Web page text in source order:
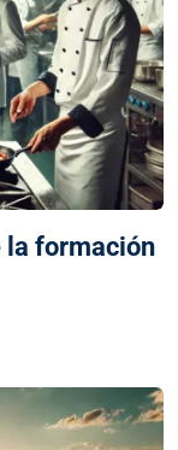
la formación